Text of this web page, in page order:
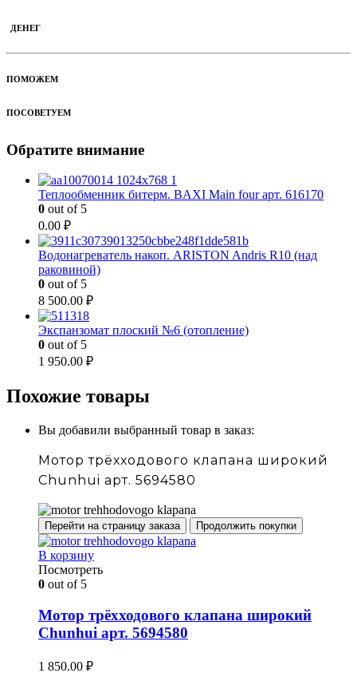
ДЕНЕГ
ПОМОЖЕМ
ПОСОВЕТУЕМ
Обратите внимание
Теплообменник битерм. BAXI Main four арт. 616170
0 out of 5
0.00 ₽
Водонагреватель накоп. ARISTON Andris R10 (над
раковиной)
0 out of 5
8 500.00 ₽
Экспанзомат плоский №6 (отопление)
0 out of 5
1 950.00 ₽
Похожие товары
Вы добавили выбранный товар в заказ:
Мотор трёхходового клапана широкий
Chunhui арт. 5694580
Перейти на страницу заказа Продолжить покупки
В корзину
Посмотреть
0 out of 5
Мотор трёхходового клапана широкий
Chunhui арт. 5694580
1 850.00 ₽